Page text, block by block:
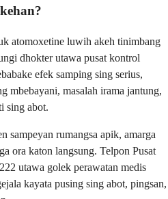
atomoxetine luwih akeh tinimbang
dhokter utawa pusat kontrol
efek samping sing serius,
mbebayani, masalah irama jantung,
sing abot.
sampeyan rumangsa apik, amarga
ora katon langsung. Telpon Pusat
utawa golek perawatan medis
kayata pusing sing abot, pingsan,